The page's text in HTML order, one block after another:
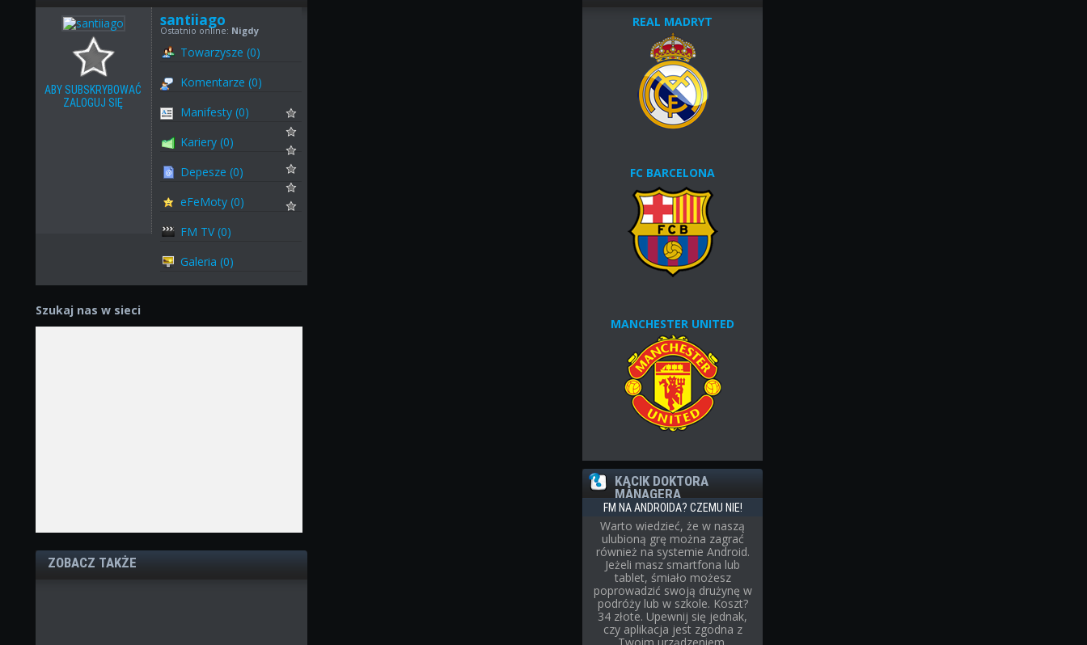
ABY SUBSKRYBOWAĆ
ZALOGUJ SIĘ
santiiago
Ostatnio online: Nigdy
Towarzysze (0)
Komentarze (0)
Manifesty (0)
Kariery (0)
Depesze (0)
eFeMoty (0)
FM TV (0)
Galeria (0)
Szukaj nas w sieci
ZOBACZ TAKŻE
REAL MADRYT
FC BARCELONA
MANCHESTER UNITED
KĄCIK DOKTORA
MANAGERA
FM NA ANDROIDA? CZEMU NIE!
Warto wiedzieć, że w naszą
ulubioną grę można zagrać
również na systemie Android.
Jeżeli masz smartfona lub
tablet, śmiało możesz
poprowadzić swoją drużynę w
podróży lub w szkole. Koszt?
34 złote. Upewnij się jednak,
czy aplikacja jest zgodna z
Twoim urządzeniem.